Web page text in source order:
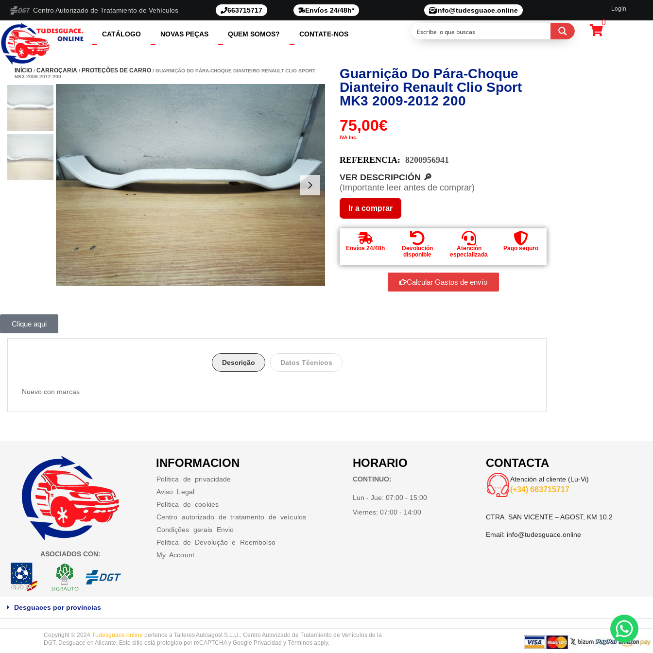
Centro Autorizado de Tratamiento de Vehículos 663715717 Envíos 24/48h* info@tudesguace.online Login
CATÁLOGO NOVAS PEÇAS QUEM SOMOS? CONTATE-NOS
0
INÍCIO / CARROÇARIA / PROTEÇÕES DE CARRO / GUARNIÇÃO DO PÁRA-CHOQUE DIANTEIRO RENAULT CLIO SPORT
MK3 2009-2012 200
Guarnição Do Pára-Choque
Dianteiro Renault Clio Sport
MK3 2009-2012 200
75,00€
IVA Inc.
REFERENCIA: 8200956941
VER DESCRIPCIÓN 🔎
(Importante leer antes de comprar)
Ir a comprar
Envíos 24/48h
Devolución
disponible
Atención
especializada
Pago seguro
Calcular Gastos de envío
Clique aqui
Descrição Datos Técnicos
Nuevo con marcas
ASOCIADOS CON:
INFORMACION
Política de privacidade
Aviso Legal
Política de cookies
Centro autorizado de tratamento de veículos
Condições gerais Envio
Política de Devolução e Reembolso
My Account
HORARIO
CONTINUO:
Lun - Jue:07:00 - 15:00
Viernes:07:00 - 14:00
CONTACTA
Atención al cliente (Lu-Vi)
(+34) 663715717
CTRA. SAN VICENTE – AGOST, KM 10.2
Email: info@tudesguace.online
Desguaces por provincias
Copyright © 2024 Tudesguace.online pertence a Talleres Autoagost S.L.U., Centro Autorizado de Tratamiento de Vehículos de la
DGT. Desguace en Alicante. Este sitio está protegido por reCAPTCHA y Google Privacidad y Términos apply.